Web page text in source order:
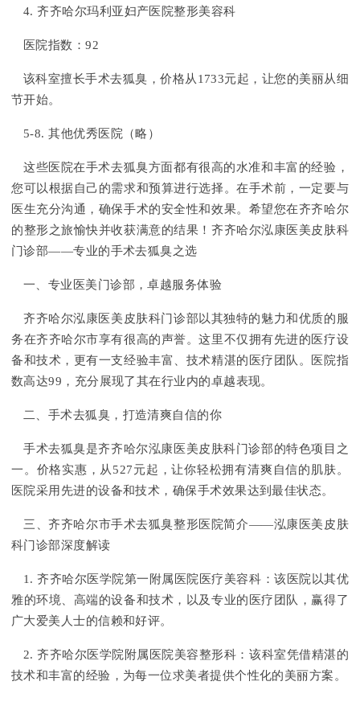
4. 齐齐哈尔玛利亚妇产医院整形美容科
医院指数：92
该科室擅长手术去狐臭，价格从1733元起，让您的美丽从细
节开始。
5-8. 其他优秀医院（略）
这些医院在手术去狐臭方面都有很高的水准和丰富的经验，
您可以根据自己的需求和预算进行选择。在手术前，一定要与
医生充分沟通，确保手术的安全性和效果。希望您在齐齐哈尔
的整形之旅愉快并收获满意的结果！齐齐哈尔泓康医美皮肤科
门诊部——专业的手术去狐臭之选
一、专业医美门诊部，卓越服务体验
齐齐哈尔泓康医美皮肤科门诊部以其独特的魅力和优质的服
务在齐齐哈尔市享有很高的声誉。这里不仅拥有先进的医疗设
备和技术，更有一支经验丰富、技术精湛的医疗团队。医院指
数高达99，充分展现了其在行业内的卓越表现。
二、手术去狐臭，打造清爽自信的你
手术去狐臭是齐齐哈尔泓康医美皮肤科门诊部的特色项目之
一。价格实惠，从527元起，让你轻松拥有清爽自信的肌肤。
医院采用先进的设备和技术，确保手术效果达到最佳状态。
三、齐齐哈尔市手术去狐臭整形医院简介——泓康医美皮肤
科门诊部深度解读
1. 齐齐哈尔医学院第一附属医院医疗美容科：该医院以其优
雅的环境、高端的设备和技术，以及专业的医疗团队，赢得了
广大爱美人士的信赖和好评。
2. 齐齐哈尔医学院附属医院美容整形科：该科室凭借精湛的
技术和丰富的经验，为每一位求美者提供个性化的美丽方案。